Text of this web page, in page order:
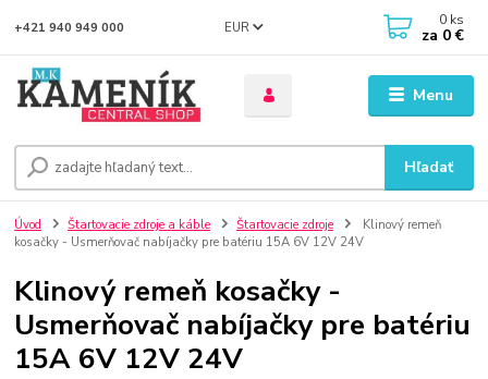
Menu
EUR
Hľadať
+421 940 949 000 0 ks
za 0 €
Úvod Štartovacie zdroje a káble Štartovacie zdroje
Klinový remeň
kosačky - Usmerňovač nabíjačky pre batériu 15A 6V 12V 24V
Klinový remeň kosačky -
Usmerňovač nabíjačky pre batériu
15A 6V 12V 24V